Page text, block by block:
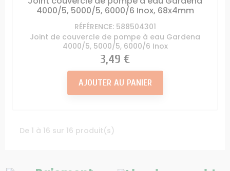
4000/5, 5000/5, 6000/6 Inox, 68x4mm
RÉFÉRENCE: 588504301
Joint de couvercle de pompe à eau Gardena
4000/5, 5000/5, 6000/6 Inox
Prix
3,49 €
AJOUTER AU PANIER
De 1 à 16 sur 16 produit(s)